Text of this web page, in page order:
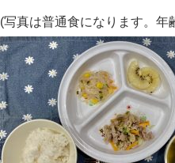
(写真は普通食になります。